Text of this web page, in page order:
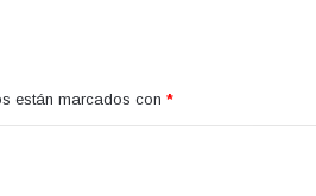
están marcados con *